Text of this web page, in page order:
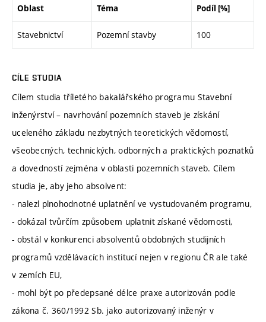
Oblast Téma Podíl [%]
Stavebnictví Pozemní stavby 100
CÍLE STUDIA
Cílem studia tříletého bakalářského programu Stavební
inženýrství – navrhování pozemních staveb je získání
uceleného základu nezbytných teoretických vědomostí,
všeobecných, technických, odborných a praktických poznatků
a dovedností zejména v oblasti pozemních staveb. Cílem
studia je, aby jeho absolvent:
- nalezl plnohodnotné uplatnění ve vystudovaném programu,
- dokázal tvůrčím způsobem uplatnit získané vědomosti,
- obstál v konkurenci absolventů obdobných studijních
programů vzdělávacích institucí nejen v regionu ČR ale také
v zemích EU,
- mohl být po předepsané délce praxe autorizován podle
zákona č. 360/1992 Sb. jako autorizovaný inženýr v